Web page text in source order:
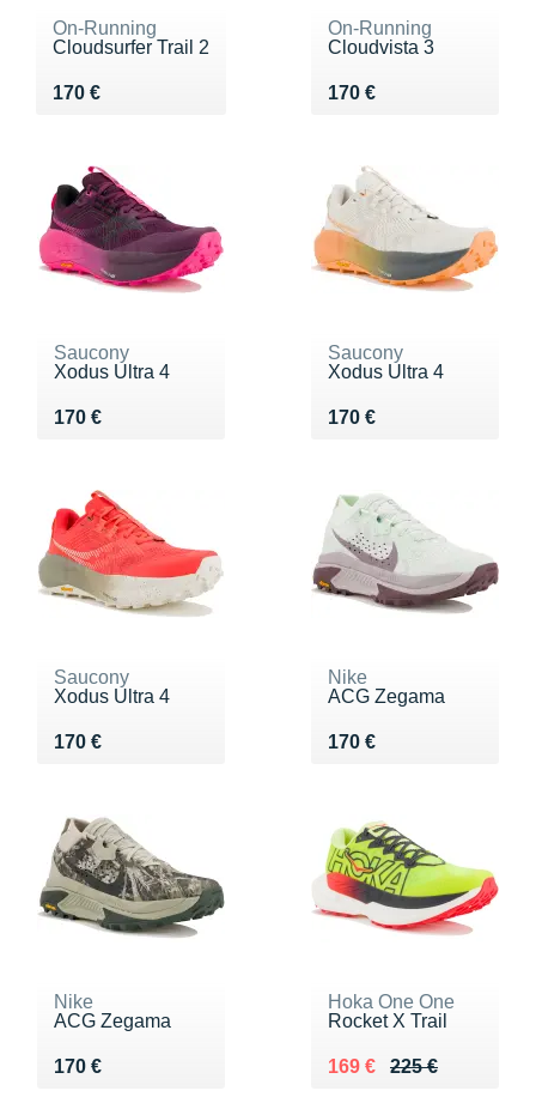
On-Running
Cloudsurfer Trail 2
170 €
Vendu 170 €
On-Running
Cloudvista 3
170 €
Vendu 170 €
Saucony
Xodus Ultra 4
170 €
Vendu 170 €
Saucony
Xodus Ultra 4
170 €
Vendu 170 €
Saucony
Xodus Ultra 4
170 €
Vendu 170 €
Nike
ACG Zegama
170 €
Vendu 170 €
Nike
ACG Zegama
170 €
Vendu 170 €
Hoka One One
Rocket X Trail
225 €
Au lieu de 225 €
169 €
Vendu 169 €